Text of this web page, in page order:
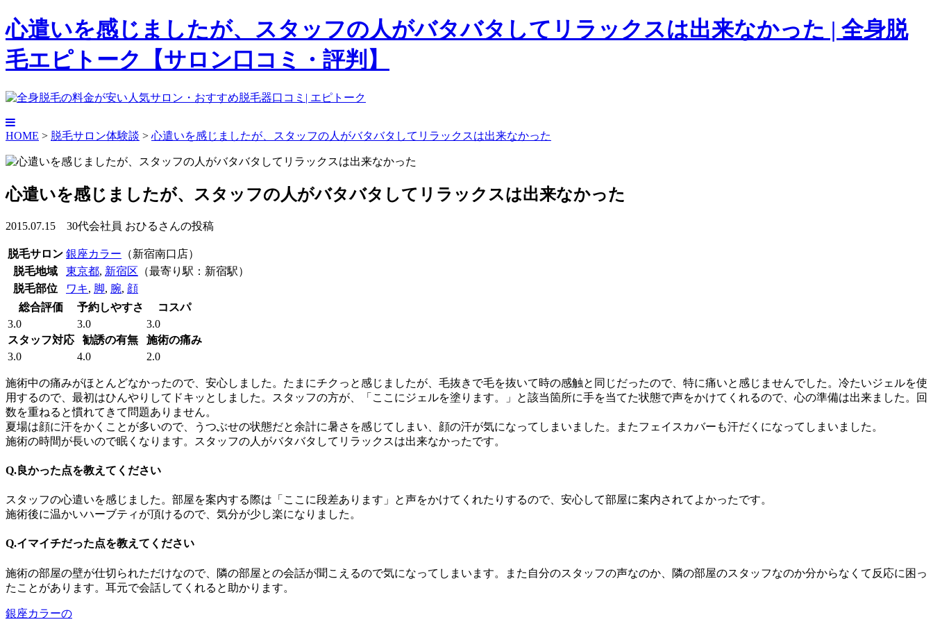
心遣いを感じましたが、スタッフの人がバタバタしてリラックスは出来なかった | 全身脱
毛エピトーク【サロン口コミ・評判】
HOME > 脱毛サロン体験談 > 心遣いを感じましたが、スタッフの人がバタバタしてリラックスは出来なかった
心遣いを感じましたが、スタッフの人がバタバタしてリラックスは出来なかった
2015.07.15 30代会社員 おひるさんの投稿
脱毛サロン 銀座カラー （新宿南口店）
脱毛地域
東京都, 新宿区 （最寄り駅：新宿駅）
脱毛部位
ワキ, 脚, 腕, 顔
総合評価
予約しやすさ
コスパ
3.0
3.0
3.0
スタッフ対応
勧誘の有無
施術の痛み
3.0
4.0 2.0
施術中の痛みがほとんどなかったので、安心しました。たまにチクっと感じましたが、毛抜きで毛を抜いて時の感触と同じだったので、特に痛いと感じませんでした。冷たいジェルを使
用するので、最初はひんやりしてドキッとしました。スタッフの方が、「ここにジェルを塗ります。」と該当箇所に手を当てた状態で声をかけてくれるので、心の準備は出来ました。回
数を重ねると慣れてきて問題ありません。
夏場は顔に汗をかくことが多いので、うつぶせの状態だと余計に暑さを感じてしまい、顔の汗が気になってしまいました。またフェイスカバーも汗だくになってしまいました。
施術の時間が長いので眠くなります。スタッフの人がバタバタしてリラックスは出来なかったです。
Q.良かった点を教えてください
スタッフの心遣いを感じました。部屋を案内する際は「ここに段差あります」と声をかけてくれたりするので、安心して部屋に案内されてよかったです。
施術後に温かいハーブティが頂けるので、気分が少し楽になりました。
Q.イマイチだった点を教えてください
施術の部屋の壁が仕切られただけなので、隣の部屋との会話が聞こえるので気になってしまいます。また自分のスタッフの声なのか、隣の部屋のスタッフなのか分からなくて反応に困っ
たことがあります。耳元で会話してくれると助かります。
銀座カラーの